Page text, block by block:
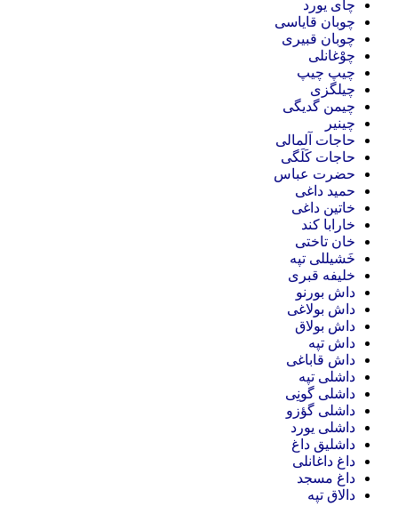
چای یورد
چوبان قایاسی
چوبان قبیری
چوْغانلی
چیپ چیپ
چیلگزی
چیمن گدیگی
چینیر
حاجات آلمالی
حاجات کَلَگی
حضرت عباس
حمید داغی
خاتین داغی
خارابا کند
خان تاختی
خَشیللی تپه
خلیفه قبری
داش بورنو
داش بولاغی
داش بولاق
داش تپه
داش قاباغی
داشلی تپه
داشلی گونِی
داشلی گؤزو
داشلی یورد
داشلیق داغ
داغ داغانلی
داغ مسجد
دالاق تپه